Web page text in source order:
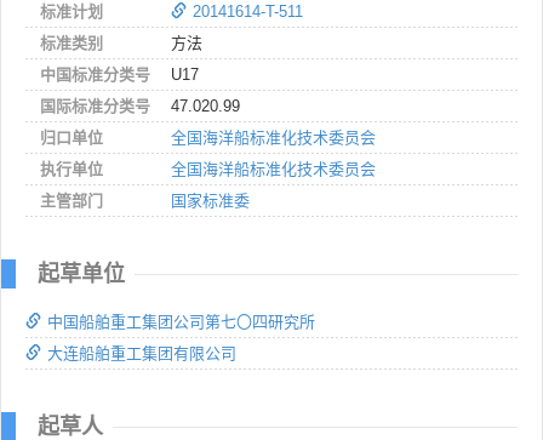
标准计划
20141614-T-511
标准类别
方法
中国标准分类号
U17
国际标准分类号
47.020.99
归口单位
全国海洋船标准化技术委员会
执行单位
全国海洋船标准化技术委员会
主管部门
国家标准委
起草单位
中国船舶重工集团公司第七〇四研究所
大连船舶重工集团有限公司
起草人